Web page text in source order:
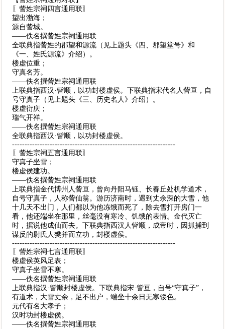
〖訾姓宗祠四言通用联〗
望出渤海；
源自訾城。
——佚名撰訾姓宗祠通用联
全联典指訾姓的郡望和源流（见上题头《四、郡望堂号》和
《一、姓氏源流》介绍）。
楼虚位重；
守真名芳。
——佚名撰訾姓宗祠通用联
上联典指西汉·訾顺，以功封楼虚侯。下联典指宋代名人訾亘，自
号守真子（见上题头《三、历史名人》介绍）。
楼虚衍庆；
瑞气开祥。
——佚名撰訾姓宗祠通用联
全联典指西汉·訾顺，以功封楼虚侯。
-----------------------------------------------------------------
〖訾姓宗祠五言通用联〗
守真子坐雪；
楼虚侯建功。
——佚名撰訾姓宗祠通用联
上联典指金代博州人訾亘，曾向丹阳马钰、长春丘处机学道术，
自号守真子，人称訾仙翁。游历济南时，遇到丈余深的大雪，他
十几天不出门，人们都以为他冻饿而死了，除去雪打开房门一
看，他还端坐在那里，丝毫没有寒冷、饥饿的表情。金代灭亡
时，据说他成仙而去。下联典指西汉人訾顺，成帝时，因抓捕到
谋反的尉氏人樊并而立功，封楼虚侯。
-----------------------------------------------------------------
〖訾姓宗祠七言通用联〗
楼虚侯英风足表；
守真子坐雪不寒。
——佚名撰訾姓宗祠通用联
上联典指汉·訾顺封楼虚侯。下联典指宋·訾亘，自号“守真子”，
有道术，大雪丈余，足不出户，端坐十余日无寒馁色。
元代有名大孝子；
汉时功封楼虚侯。
——佚名撰訾姓宗祠通用联